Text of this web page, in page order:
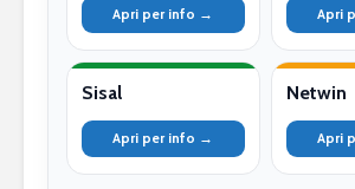
Apri per info → Apri
Sisal
Apri per info →
Netwin
Apri